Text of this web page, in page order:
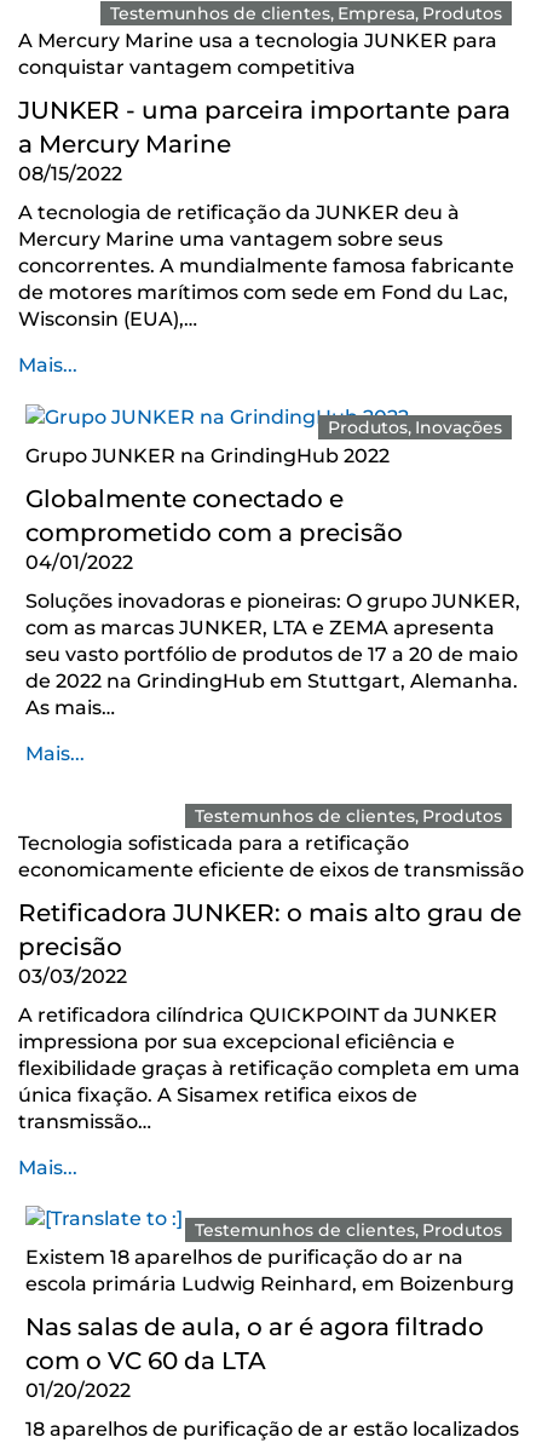
Testemunhos de clientes Empresa Produtos
A Mercury Marine usa a tecnologia JUNKER para
conquistar vantagem competitiva
JUNKER - uma parceira importante para
a Mercury Marine
08/15/2022
A tecnologia de retificação da JUNKER deu à
Mercury Marine uma vantagem sobre seus
concorrentes. A mundialmente famosa fabricante
de motores marítimos com sede em Fond du Lac,
Wisconsin (EUA),…
Mais...
Produtos Inovações
Grupo JUNKER na GrindingHub 2022
Globalmente conectado e
comprometido com a precisão
04/01/2022
Soluções inovadoras e pioneiras: O grupo JUNKER,
com as marcas JUNKER, LTA e ZEMA apresenta
seu vasto portfólio de produtos de 17 a 20 de maio
de 2022 na GrindingHub em Stuttgart, Alemanha.
As mais…
Mais...
Testemunhos de clientes Produtos
Tecnologia sofisticada para a retificação
economicamente eficiente de eixos de transmissão
Retificadora JUNKER: o mais alto grau de
precisão
03/03/2022
A retificadora cilíndrica QUICKPOINT da JUNKER
impressiona por sua excepcional eficiência e
flexibilidade graças à retificação completa em uma
única fixação. A Sisamex retifica eixos de
transmissão…
Mais...
Testemunhos de clientes Produtos
Existem 18 aparelhos de purificação do ar na
escola primária Ludwig Reinhard, em Boizenburg
Nas salas de aula, o ar é agora filtrado
com o VC 60 da LTA
01/20/2022
18 aparelhos de purificação de ar estão localizados